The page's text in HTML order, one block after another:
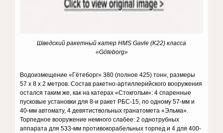
Шведский ракетный катер HMS Gavle (K22) класса
«Göteborg»
Водоизмещение «Гётеборг» 380 (полное 425) тонн, размеры
57 х 8 х 2 метров. Состав ракетно-артиллерийского вооружения
остался таким же, как на катерах «Стокгольм»: 4 спаренные
пусковые установки для 8-и ракет РБС-15, по одному 57-мм и
40-мм автомату, 4 девятиствольных гранатомета «Эльма».
Торпедное вооружение немного слабее: 2 однотрубных
аппарата для 533-мм противокорабельных торпед и 4 для 400-